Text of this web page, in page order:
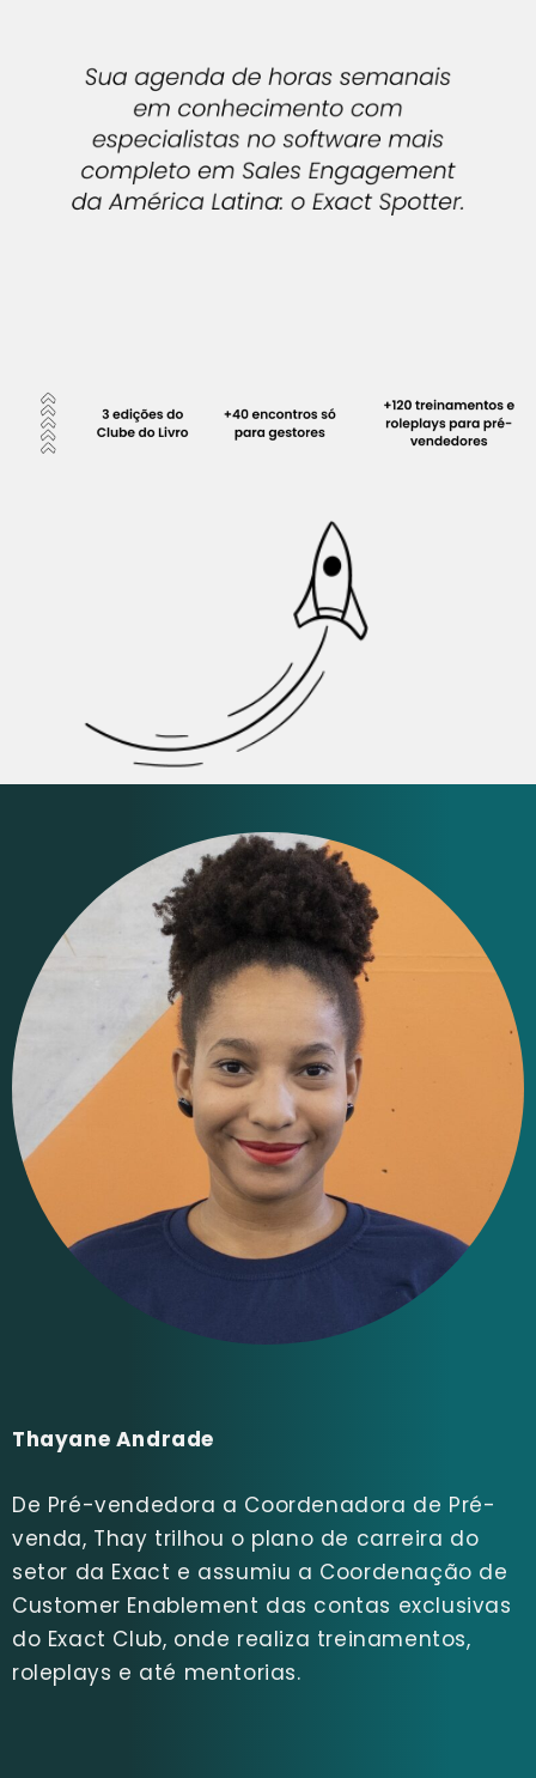
Thayane Andrade
De Pré-vendedora a Coordenadora de Pré-
venda, Thay trilhou o plano de carreira do
setor da Exact e assumiu a Coordenação de
Customer Enablement das contas exclusivas
do Exact Club, onde realiza treinamentos,
roleplays e até mentorias.